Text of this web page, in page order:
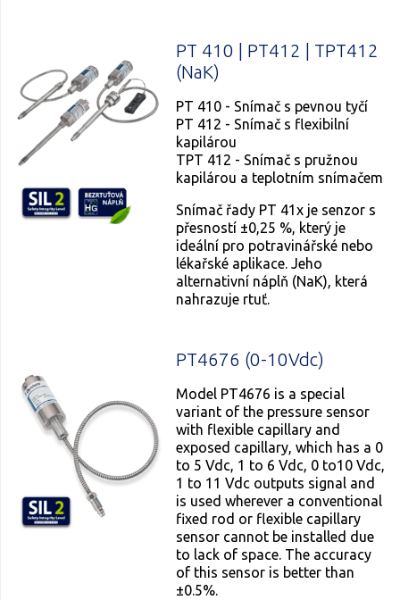
PT 410 | PT412 | TPT412
(NaK)
PT 410 - Snímač s pevnou tyčí
PT 412 - Snímač s flexibilní
kapilárou
TPT 412 - Snímač s pružnou
kapilárou a teplotním snímačem
Snímač řady PT 41x je senzor s
přesností ±0,25 %, který je
ideální pro potravinářské nebo
lékařské aplikace. Jeho
alternativní náplň (NaK), která
nahrazuje rtuť.
PT4676 (0-10Vdc)
Model PT4676 is a special
variant of the pressure sensor
with flexible capillary and
exposed capillary, which has a 0
to 5 Vdc, 1 to 6 Vdc, 0 to10 Vdc,
1 to 11 Vdc outputs signal and
is used wherever a conventional
fixed rod or flexible capillary
sensor cannot be installed due
to lack of space. The accuracy
of this sensor is better than
±0.5%.